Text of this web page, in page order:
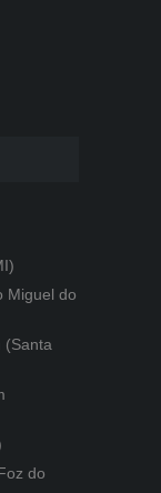
Miguel do
(Santa
do